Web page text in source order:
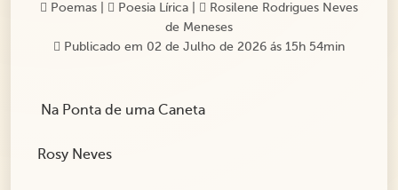
Poemas Poesia Lírica
Rosilene Rodrigues Neves
de Meneses
Publicado em 02 de Julho de 2026 ás 15h 54min
Na Ponta de uma Caneta
Rosy Neves